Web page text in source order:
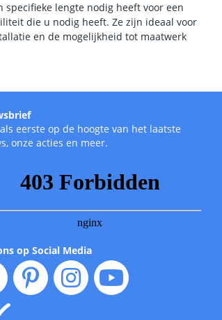
lengte nodig heeft voor een
die u nodig heeft. Ze zijn ideaal voor
en de mogelijkheid tot maatwerk
eerste op de hoogte van het laatste
onze acties en meer.
op Social Media